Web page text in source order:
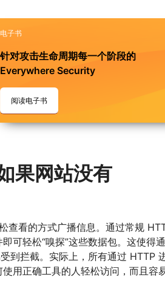
电子书
针对攻击生命周期每一个阶段的
Everywhere Security
阅读电子书
果网站没有
查看的方式广播信息。通过常规
可轻松“嗅探”这些数据包。这使得
到拦截。实际上，所有通过 HTTP
用正确工具的人轻松访问，而且容